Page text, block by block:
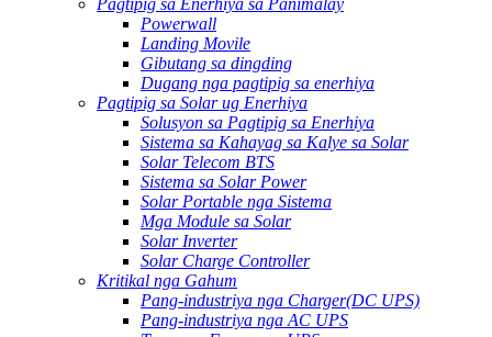
Pagtipig sa Enerhiya sa Panimalay
Powerwall
Landing Movile
Gibutang sa dingding
Dugang nga pagtipig sa enerhiya
Pagtipig sa Solar ug Enerhiya
Solusyon sa Pagtipig sa Enerhiya
Sistema sa Kahayag sa Kalye sa Solar
Solar Telecom BTS
Sistema sa Solar Power
Solar Portable nga Sistema
Mga Module sa Solar
Solar Inverter
Solar Charge Controller
Kritikal nga Gahum
Pang-industriya nga Charger(DC UPS)
Pang-industriya nga AC UPS